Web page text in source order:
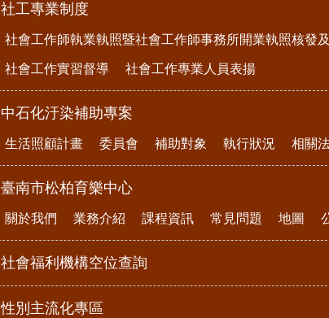
社工專業制度
社會工作師執業執照暨社會工作師事務所開業執照核發
社會工作實習督導 社會工作專業人員表揚
中石化汙染補助專案
生活照顧計畫 委員會 補助對象 執行狀況 相關
臺南市松柏育樂中心
關於我們 業務介紹 課程資訊 常見問題 地圖
社會福利機構空位查詢
性別主流化專區